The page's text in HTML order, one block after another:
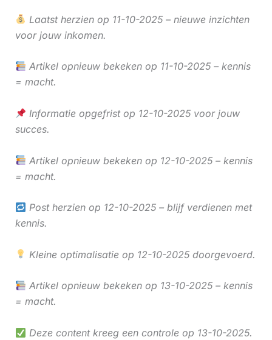
Laatst herzien op 11-10-2025 – nieuwe inzichten
voor jouw inkomen.
Artikel opnieuw bekeken op 11-10-2025 – kennis
= macht.
Informatie opgefrist op 12-10-2025 voor jouw
succes.
Artikel opnieuw bekeken op 12-10-2025 – kennis
= macht.
Post herzien op 12-10-2025 – blijf verdienen met
kennis.
Kleine optimalisatie op 12-10-2025 doorgevoerd.
Artikel opnieuw bekeken op 13-10-2025 – kennis
= macht.
Deze content kreeg een controle op 13-10-2025.